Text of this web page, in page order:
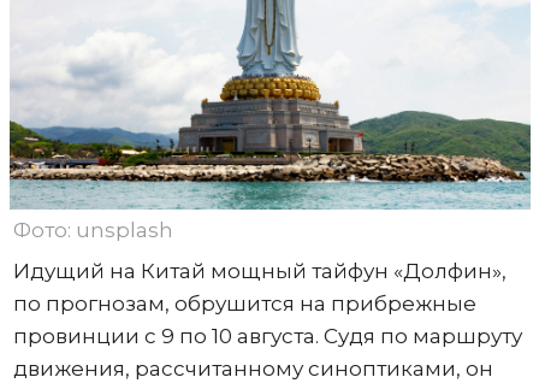
Фото: unsplash
Идущий на Китай мощный тайфун «Долфин»,
по прогнозам, обрушится на прибрежные
провинции с 9 по 10 августа. Судя по маршруту
движения, рассчитанному синоптиками, он